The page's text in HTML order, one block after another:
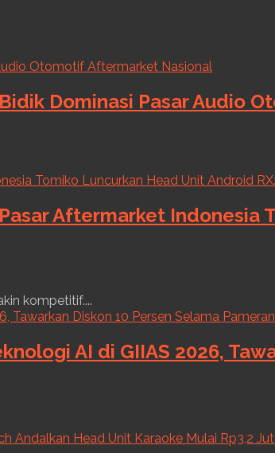
Dominasi Pasar Audio
Aftermarket Indonesia
kompetitif....
AI di GIIAS 2026,